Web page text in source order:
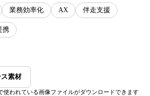
業務効率化 AX 伴走支援
携
素材
使われている画像ファイルがダウンロードできます